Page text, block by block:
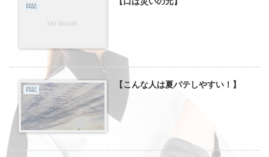
日記
日記 【こんな人は夏バテしやすい！】